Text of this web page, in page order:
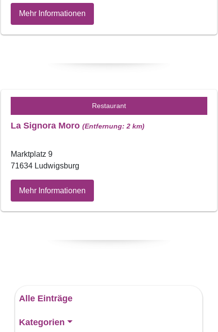
Mehr Informationen
Restaurant
La Signora Moro (Entfernung: 2 km)
Marktplatz 9
71634 Ludwigsburg
Mehr Informationen
Alle Einträge
Kategorien